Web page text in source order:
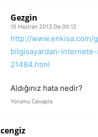
Gezgin
15 Haziran 2013 De 00:12
http://www.enkisa.com/
bilgisayardan-
21484.html
Aldığınız hata nedir?
Yorumu Cevapla
cengiz